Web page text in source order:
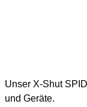
Unser X-Shut
und Geräte.